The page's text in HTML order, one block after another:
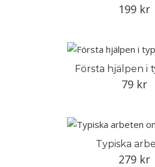
199 kr
Första hjälpen i
79 kr
Typiska
279 kr